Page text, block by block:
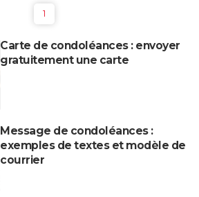
1
Carte de condoléances : envoyer
gratuitement une carte
Message de condoléances :
exemples de textes et modèle de
courrier